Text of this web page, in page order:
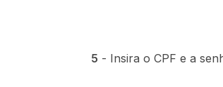
5 - Insira o CPF e a